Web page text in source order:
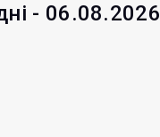
- 06.08.2026